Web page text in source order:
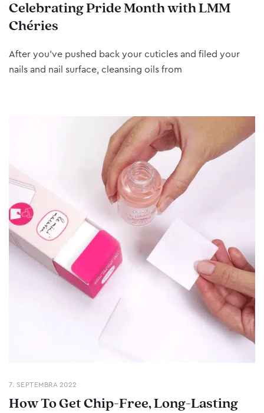
Celebrating Pride Month with LMM
Chéries
After you’ve pushed back your cuticles and filed your
nails and nail surface, cleansing oils from
7. SEPTEMBRA 2022
How To Get Chip-Free, Long-Lasting